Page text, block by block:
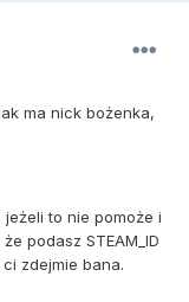
ma nick bożenka,
to nie pomoże i
podasz STEAM_ID
zdejmie bana.